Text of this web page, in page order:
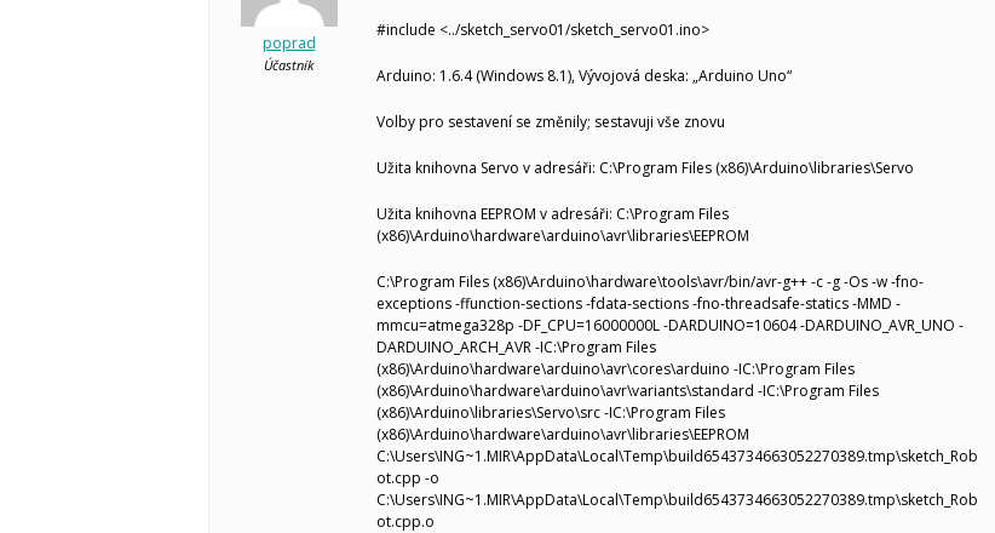
poprad
Účastník
#include <../sketch_servo01/sketch_servo01.ino>
Arduino: 1.6.4 (Windows 8.1), Vývojová deska: „Arduino Uno“
Volby pro sestavení se změnily; sestavuji vše znovu
Užita knihovna Servo v adresáři: C:\Program Files (x86)\Arduino\libraries\Servo
Užita knihovna EEPROM v adresáři: C:\Program Files
(x86)\Arduino\hardware\arduino\avr\libraries\EEPROM
C:\Program Files (x86)\Arduino\hardware\tools\avr/bin/avr-g++ -c -g -Os -w -fno-
exceptions -ffunction-sections -fdata-sections -fno-threadsafe-statics -MMD -
mmcu=atmega328p -DF_CPU=16000000L -DARDUINO=10604 -DARDUINO_AVR_UNO -
DARDUINO_ARCH_AVR -IC:\Program Files
(x86)\Arduino\hardware\arduino\avr\cores\arduino -IC:\Program Files
(x86)\Arduino\hardware\arduino\avr\variants\standard -IC:\Program Files
(x86)\Arduino\libraries\Servo\src -IC:\Program Files
(x86)\Arduino\hardware\arduino\avr\libraries\EEPROM
C:\Users\ING~1.MIR\AppData\Local\Temp\build6543734663052270389.tmp\sketch_Rob
ot.cpp -o
C:\Users\ING~1.MIR\AppData\Local\Temp\build6543734663052270389.tmp\sketch_Rob
ot.cpp.o